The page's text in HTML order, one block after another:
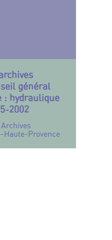
général
: hydraulique
2002
Provence